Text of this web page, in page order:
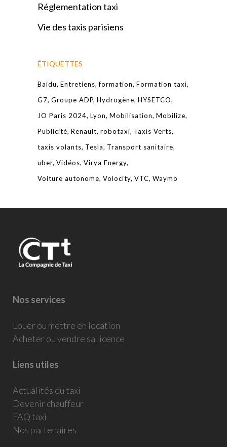
Réglementation taxi
Vie des taxis parisiens
ÉTIQUETTES
Baidu Entretiens formation Formation taxi
G7 Groupe ADP Hydrogène HYSETCO
JO Paris 2024 Lyon Mobilisation Mobilize
Publicité Renault robotaxi Taxis Verts
taxis volants Tesla
Transport sanitaire
uber Vidéos Virya Energy
Voiture autonome Volocity VTC Waymo
Nos services
Louer ou mettre en location
Acheter ou vendre sa licence
Liens utiles
Actualités du taxi
Devenir chauffeur
FAQ taxi
Nos partenaires